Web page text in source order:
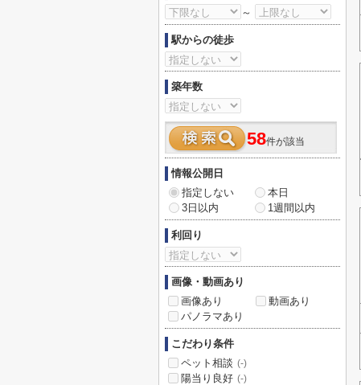
～
駅からの徒歩
築年数
58件が該当
情報公開日
指定しない
本日
3日以内
1週間以内
利回り
画像・動画あり
画像あり
動画あり
パノラマあり
こだわり条件
ペット相談 (-)
陽当り良好 (-)